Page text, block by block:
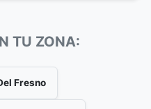
TU ZONA:
Fresno